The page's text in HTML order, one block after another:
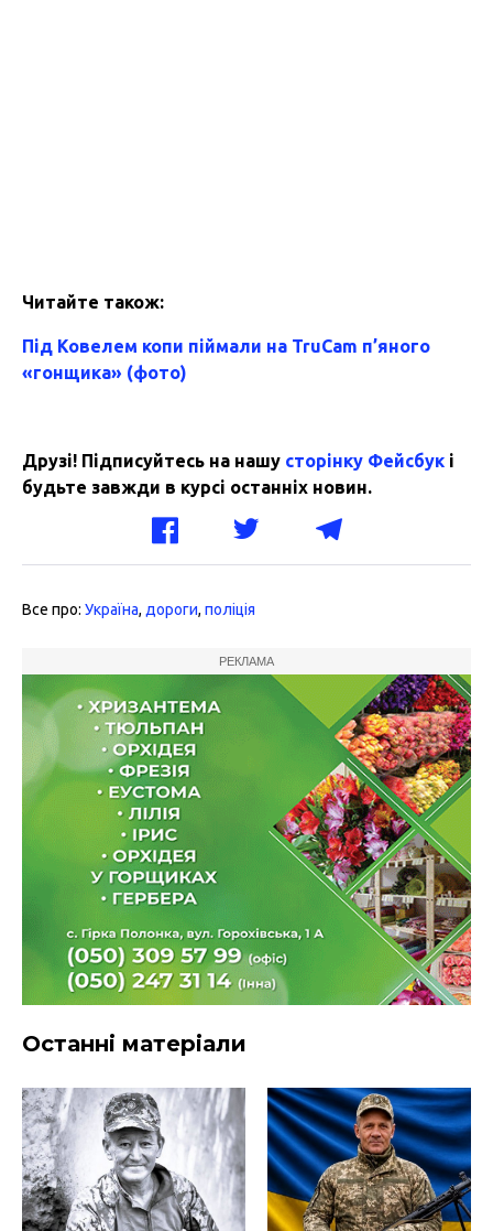
Читайте також:
Під Ковелем копи піймали на TruCam п’яного
«гонщика» (фото)
Друзі! Підписуйтесь на нашу сторінку Фейсбук і
будьте завжди в курсі останніх новин.
Все про: Україна, дороги, поліція
РЕКЛАМА
Останні матеріали